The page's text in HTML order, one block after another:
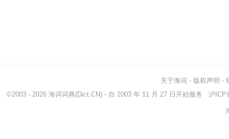
关于海词 - 版权声明 -
©2003 - 2026 海词词典(Dict.CN) - 自 2003 年 11 月 27 日开始服务 沪ICP